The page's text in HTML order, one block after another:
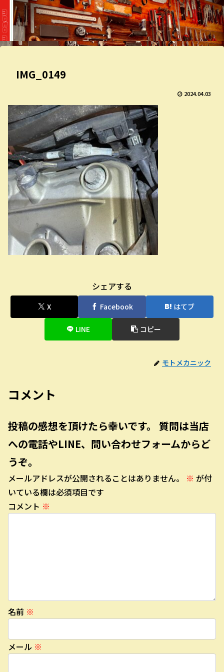
IMG_0149
2024.04.03
シェアする
X Facebook はてブ
LINE コピー
モトメカニック
コメント
投稿の感想を頂けたら幸いです。 質問は当店
への電話やLINE、問い合わせフォームからど
うぞ。
メールアドレスが公開されることはありません。 ※ が付
いている欄は必須項目です
コメント ※
名前 ※
メール ※